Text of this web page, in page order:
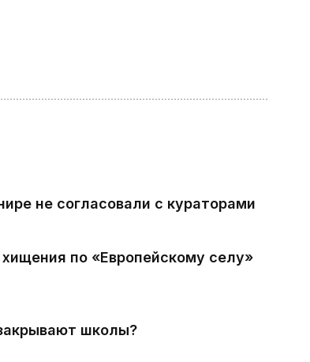
не согласовали с кураторами
по «Европейскому селу»
школы?